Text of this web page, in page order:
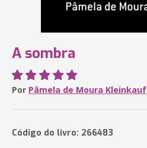
A sombra
Por Pâmela de Moura Kleinkauf
Código do livro: 266483